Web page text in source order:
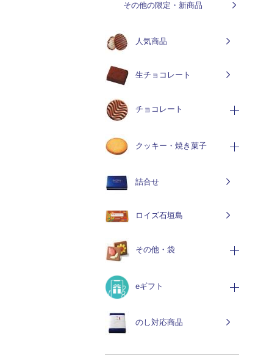
その他の限定・新商品
人気商品
生チョコレート
チョコレート
クッキー・焼き菓子
詰合せ
ロイズ石垣島
その他・袋
eギフト
のし対応商品